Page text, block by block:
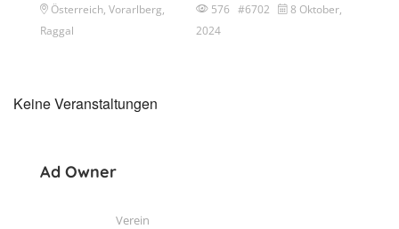
Österreich, Vorarlberg,
Raggal
576 #6702
8 Oktober,
2024
Keine Veranstaltungen
Ad Owner
Verein